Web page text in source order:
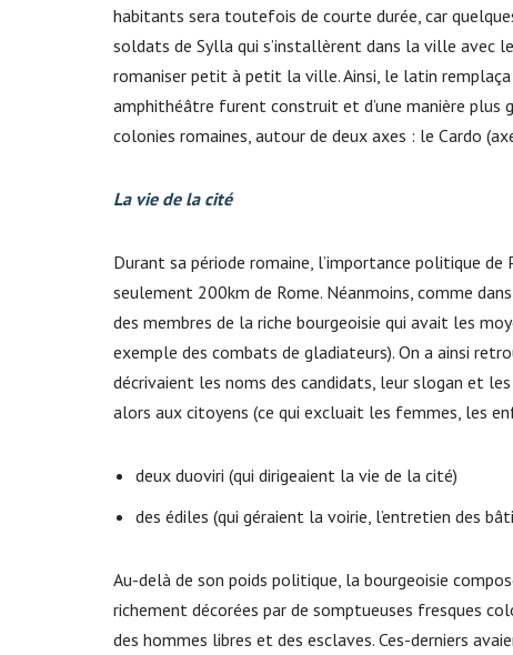
habitants sera toutefois de courte durée, car
soldats de Sylla qui s’installèrent dans la ville avec
romaniser petit à petit la ville. Ainsi, le latin
amphithéâtre furent construit et d’une manière plus
colonies romaines, autour de deux axes : le Cardo
La vie de la cité
Durant sa période romaine, l’importance politique
seulement 200km de Rome. Néanmoins, comme
des membres de la riche bourgeoisie qui avait les
exemple des combats de gladiateurs). On a ainsi
décrivaient les noms des candidats, leur slogan et
alors aux citoyens (ce qui excluait les femmes, les
deux duoviri (qui dirigeaient la vie de la cité)
des édiles (qui géraient la voirie, l’entretien des
Au-delà de son poids politique, la bourgeoisie
richement décorées par de somptueuses fresques
des hommes libres et des esclaves. Ces-derniers